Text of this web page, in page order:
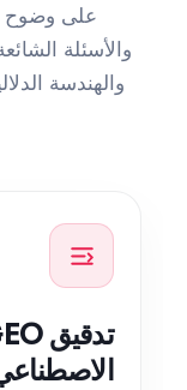
على وضوح
والأسئلة
والهندسة